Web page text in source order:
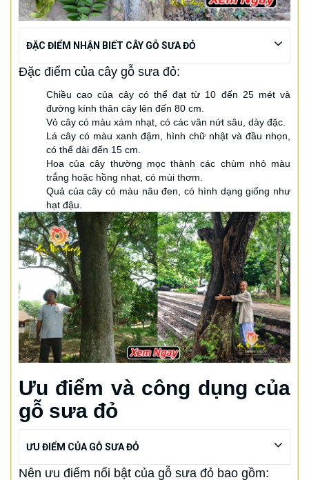
ĐẶC ĐIỂM NHẬN BIẾT CÂY GỖ SƯA ĐỎ
Đặc điểm của cây gỗ sưa đỏ:
Chiều cao của cây có thể đạt từ 10 đến 25 mét và
đường kính thân cây lên đến 80 cm.
Vỏ cây có màu xám nhạt, có các vân nứt sâu, dày đặc.
Lá cây có màu xanh đậm, hình chữ nhật và đầu nhọn,
có thể dài đến 15 cm.
Hoa của cây thường mọc thành các chùm nhỏ màu
trắng hoặc hồng nhạt, có mùi thơm.
Quả của cây có màu nâu đen, có hình dạng giống như
hạt đậu.
Ưu điểm và công dụng của
gỗ sưa đỏ
ƯU ĐIỂM CỦA GỖ SƯA ĐỎ
Nên ưu điểm nổi bật của gỗ sưa đỏ bao gồm: